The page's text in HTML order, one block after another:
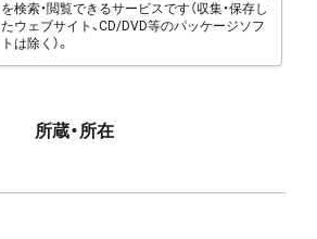
を検索・閲覧できるサービスです（収集・保存し
たウェブサイト、CD/DVD等のパッケージソフ
トは除く）。
所蔵・所在